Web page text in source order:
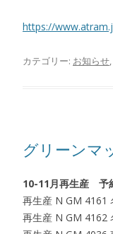
https://
カテゴリー: お知らせ,
グリーンマ
10-11月再生産 予
再生産 N GM 4161
再生産 N GM 4162